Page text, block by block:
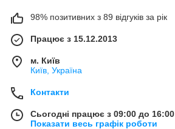
98% позитивних з 89 відгуків за рік
Працює з 15.12.2013
м. Київ
Київ, Україна
Контакти
Сьогодні працює з 09:00 до 16:00
Показати весь графік роботи